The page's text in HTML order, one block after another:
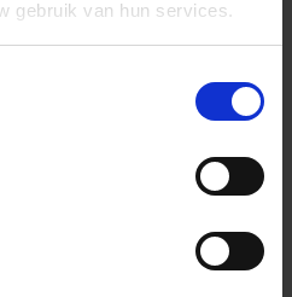
gebruik van hun services.
een afspraak?
staan graag voor je klaar:
Productaanvraag